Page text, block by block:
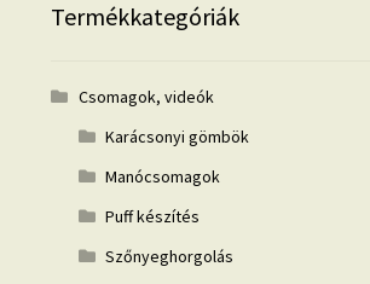
Termékkategóriák
Csomagok, videók
Karácsonyi gömbök
Manócsomagok
Puff készítés
Szőnyeghorgolás